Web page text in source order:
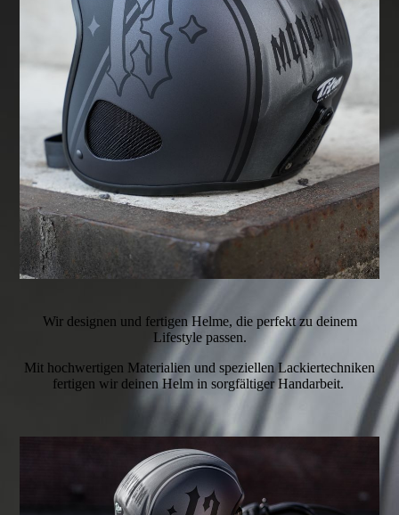
Wir designen und fertigen Helme, die perfekt zu deinem
Lifestyle passen.
Mit hochwertigen Materialien und speziellen Lackiertechniken
fertigen wir deinen Helm in sorgfältiger Handarbeit.